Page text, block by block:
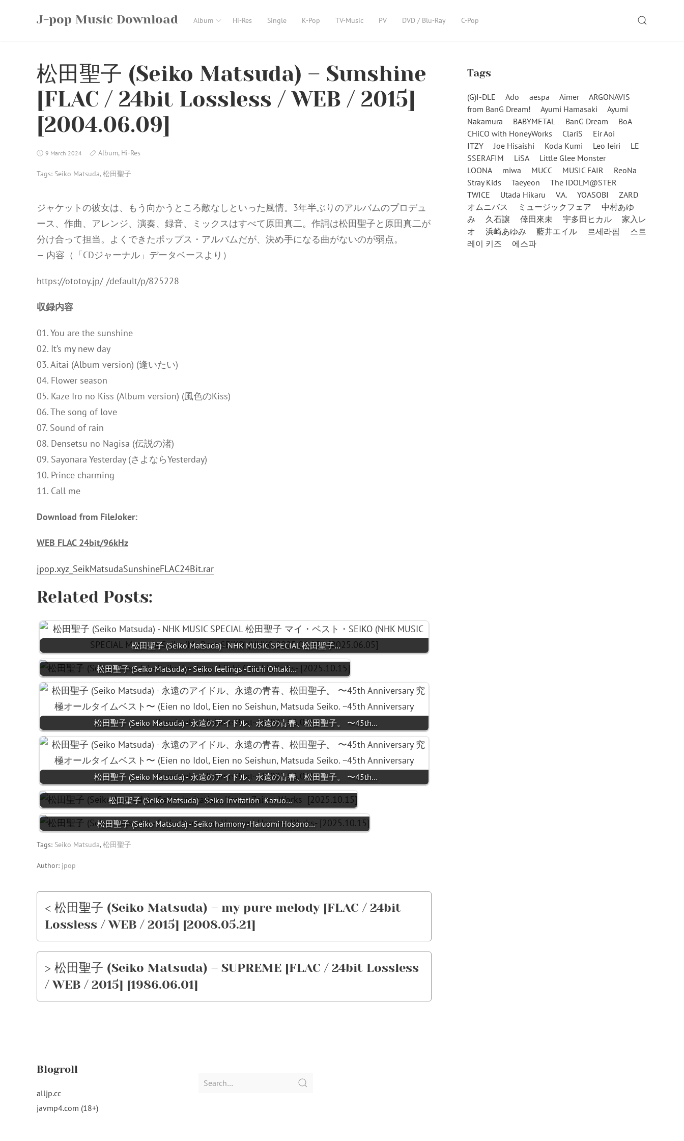
J-pop Music Download Album Hi-Res Single K-Pop TV-Music PV DVD / Blu-Ray C-Pop SEARCH
松田聖子 (Seiko Matsuda) – Sunshine
[FLAC / 24bit Lossless / WEB / 2015]
[2004.06.09]
9 March 2024 Album, Hi-Res
Tags: Seiko Matsuda,松田聖子
ジャケットの彼女は、もう向かうところ敵なしといった風情。3年半ぶりのアルバムのプロデュ
ース、作曲、アレンジ、演奏、録音、ミックスはすべて原田真二。作詞は松田聖子と原田真二が
分け合って担当。よくできたポップス・アルバムだが、決め手になる曲がないのが弱点。
— 内容（「CDジャーナル」データベースより）
https://ototoy.jp/_/default/p/825228
収録内容
01. You are the sunshine
02. It’s my new day
03. Aitai (Album version) (逢いたい)
04. Flower season
05. Kaze Iro no Kiss (Album version) (風色のKiss)
06. The song of love
07. Sound of rain
08. Densetsu no Nagisa (伝説の渚)
09. Sayonara Yesterday (さよならYesterday)
10. Prince charming
11. Call me
Download from FileJoker:
WEB FLAC 24bit/96kHz
jpop.xyz_SeikMatsudaSunshineFLAC24Bit.rar
Related Posts:
松田聖子 (Seiko Matsuda) - NHK MUSIC SPECIAL 松田聖子…
松田聖子 (Seiko Matsuda) - Seiko feelings -Eiichi Ohtaki…
松田聖子 (Seiko Matsuda) - 永遠のアイドル、永遠の青春、松田聖子。 〜45th…
松田聖子 (Seiko Matsuda) - 永遠のアイドル、永遠の青春、松田聖子。 〜45th…
松田聖子 (Seiko Matsuda) - Seiko Invitation -Kazuo…
松田聖子 (Seiko Matsuda) - Seiko harmony -Haruomi Hosono…
Tags: Seiko Matsuda,松田聖子
Author: jpop
< 松田聖子 (Seiko Matsuda) – my pure melody [FLAC / 24bit
Lossless / WEB / 2015] [2008.05.21]
> 松田聖子 (Seiko Matsuda) – SUPREME [FLAC / 24bit Lossless
/ WEB / 2015] [1986.06.01]
Tags
(G)I-DLE Ado aespa Aimer
ARGONAVIS
from BanG Dream!
Ayumi Hamasaki
Ayumi
Nakamura
BABYMETAL BanG Dream
BoA
CHiCO with HoneyWorks
ClariS
Eir Aoi
ITZY
Joe Hisaishi Koda Kumi Leo Ieiri
LE
SSERAFIM
LiSA
Little Glee Monster
LOONA
miwa MUCC MUSIC FAIR
ReoNa
Stray Kids
Taeyeon
The IDOLM@STER
TWICE
Utada Hikaru V.A. YOASOBI
ZARD
オムニバス
ミュージックフェア
中村あゆ
み
久石譲 倖田來未 宇多田ヒカル
家入レ
オ
浜崎あゆみ 藍井エイル 르세라핌
스트
레이 키즈
에스파
Blogroll
alljp.cc
javmp4.com (18+)
Search